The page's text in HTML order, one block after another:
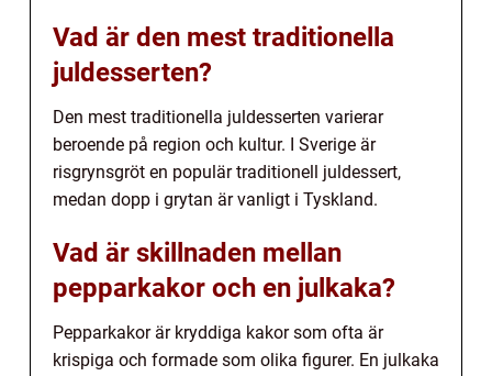
Vad är den mest traditionella
juldesserten?
Den mest traditionella juldesserten varierar
beroende på region och kultur. I Sverige är
risgrynsgröt en populär traditionell juldessert,
medan dopp i grytan är vanligt i Tyskland.
Vad är skillnaden mellan
pepparkakor och en julkaka?
Pepparkakor är kryddiga kakor som ofta är
krispiga och formade som olika figurer. En julkaka